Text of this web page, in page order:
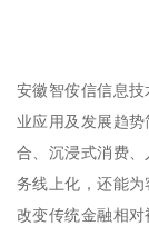
安徽智侒信信息
业应用及发展趋
合、沉浸式消费
务线上化，还能
改变传统金融相